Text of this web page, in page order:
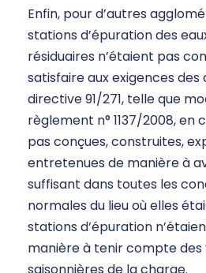
Enfin, pour d’autres
stations d’épuration des
résiduaires n’étaient pas
satisfaire aux exigences
directive 91/271, telle que
règlement n° 1137/2008, en
pas conçues, construites,
entretenues de manière à
suffisant dans toutes les
normales du lieu où elles
stations d’épuration
manière à tenir compte des